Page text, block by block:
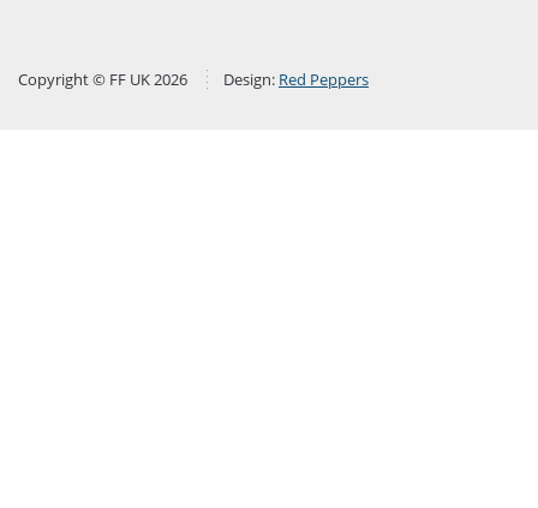
Copyright © FF UK 2026 Design: Red Peppers